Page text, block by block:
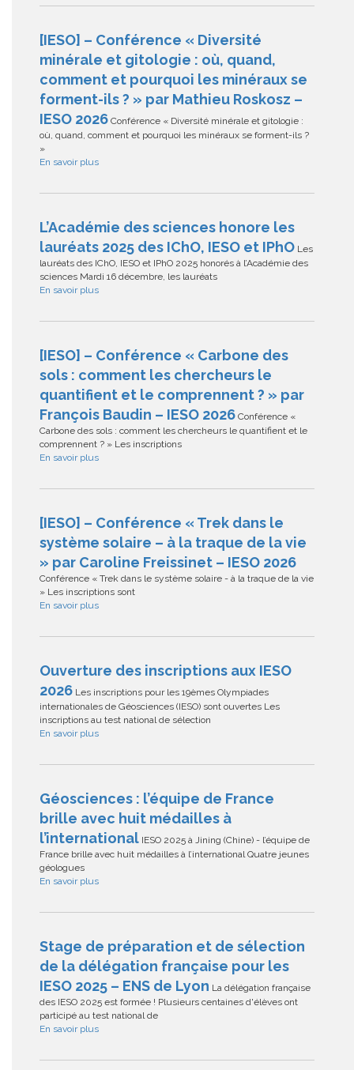
[IESO] – Conférence « Diversité
minérale et gitologie : où, quand,
comment et pourquoi les minéraux se
forment-ils ? » par Mathieu Roskosz –
IESO 2026 Conférence « Diversité minérale et gitologie :
où, quand, comment et pourquoi les minéraux se forment-ils ?
»
En savoir plus
L’Académie des sciences honore les
lauréats 2025 des IChO, IESO et IPhO Les
lauréats des IChO, IESO et IPhO 2025 honorés à l’Académie des
sciences Mardi 16 décembre, les lauréats
En savoir plus
[IESO] – Conférence « Carbone des
sols : comment les chercheurs le
quantifient et le comprennent ? » par
François Baudin – IESO 2026 Conférence «
Carbone des sols : comment les chercheurs le quantifient et le
comprennent ? » Les inscriptions
En savoir plus
[IESO] – Conférence « Trek dans le
système solaire – à la traque de la vie
» par Caroline Freissinet – IESO 2026
Conférence « Trek dans le système solaire - à la traque de la vie
» Les inscriptions sont
En savoir plus
Ouverture des inscriptions aux IESO
2026 Les inscriptions pour les 19èmes Olympiades
internationales de Géosciences (IESO) sont ouvertes Les
inscriptions au test national de sélection
En savoir plus
Géosciences : l’équipe de France
brille avec huit médailles à
l’international IESO 2025 à Jining (Chine) - l’équipe de
France brille avec huit médailles à l’international Quatre jeunes
géologues
En savoir plus
Stage de préparation et de sélection
de la délégation française pour les
IESO 2025 – ENS de Lyon La délégation française
des IESO 2025 est formée ! Plusieurs centaines d'élèves ont
participé au test national de
En savoir plus